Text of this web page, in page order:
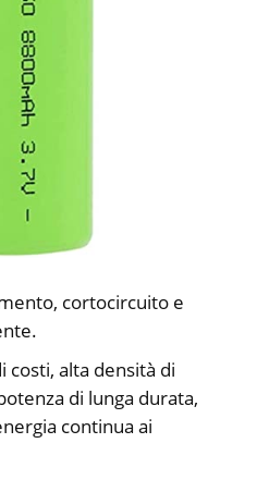
cortocircuito e
costi, alta densità di
di lunga durata,
continua ai